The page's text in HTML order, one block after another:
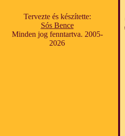
Tervezte és készítette:
Sós Bence
Minden jog fenntartva. 2005-
2026